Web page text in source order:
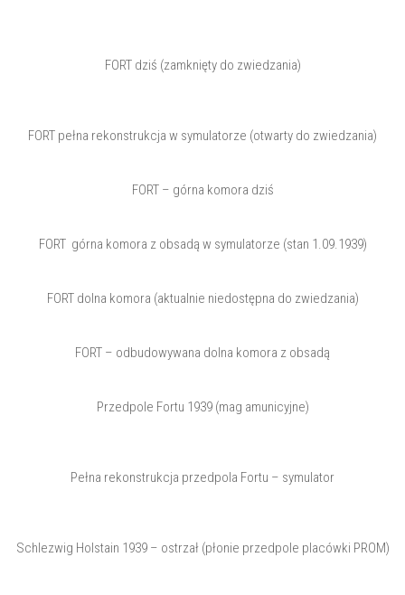
FORT dziś (zamknięty do zwiedzania)
FORT pełna rekonstrukcja w symulatorze (otwarty do zwiedzania)
FORT – górna komora dziś
FORT górna komora z obsadą w symulatorze (stan 1.09.1939)
FORT dolna komora (aktualnie niedostępna do zwiedzania)
FORT – odbudowywana dolna komora z obsadą
Przedpole Fortu 1939 (mag amunicyjne)
Pełna rekonstrukcja przedpola Fortu – symulator
Schlezwig Holstain 1939 – ostrzał (płonie przedpole placówki PROM)